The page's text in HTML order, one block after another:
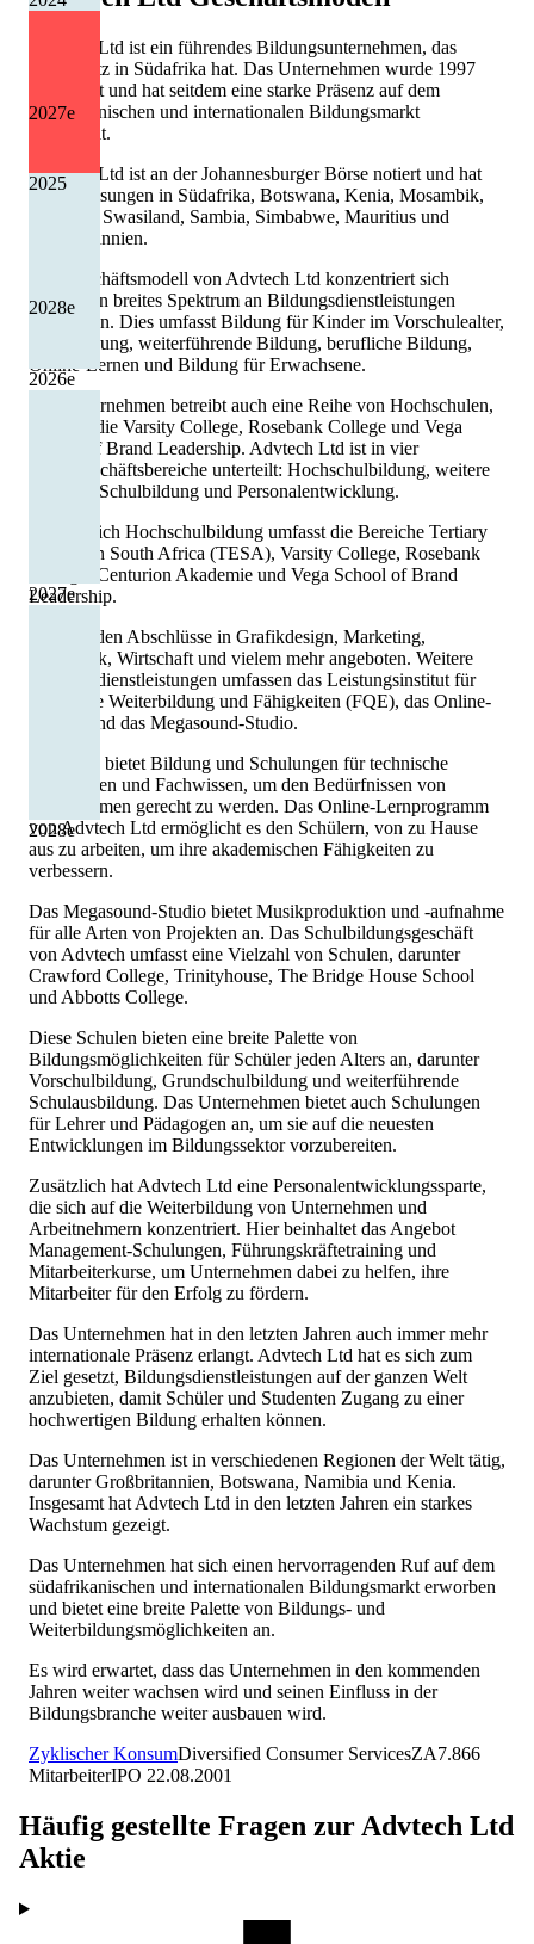
2027e
2028e
2025
2026e
2027e
2028e
Advtech Ltd ist ein führendes Bildungsunternehmen, das
seinen Sitz in Südafrika hat. Das Unternehmen wurde 1997
gegründet und hat seitdem eine starke Präsenz auf dem
südafrikanischen und internationalen Bildungsmarkt
entwickelt.
Advtech Ltd ist an der Johannesburger Börse notiert und hat
Niederlassungen in Südafrika, Botswana, Kenia, Mosambik,
Namibia, Swasiland, Sambia, Simbabwe, Mauritius und
Großbritannien.
Das Geschäftsmodell von Advtech Ltd konzentriert sich
darauf, ein breites Spektrum an Bildungsdienstleistungen
anzubieten. Dies umfasst Bildung für Kinder im Vorschulealter,
Schulbildung, weiterführende Bildung, berufliche Bildung,
Online-Lernen und Bildung für Erwachsene.
Das Unternehmen betreibt auch eine Reihe von Hochschulen,
darunter die Varsity College, Rosebank College und Vega
School of Brand Leadership. Advtech Ltd ist in vier
Hauptgeschäftsbereiche unterteilt: Hochschulbildung, weitere
Bildung, Schulbildung und Personalentwicklung.
Der Bereich Hochschulbildung umfasst die Bereiche Tertiary
Education South Africa (TESA), Varsity College, Rosebank
College, Centurion Akademie und Vega School of Brand
Leadership.
Hier werden Abschlüsse in Grafikdesign, Marketing,
Informatik, Wirtschaft und vielem mehr angeboten. Weitere
Bildungsdienstleistungen umfassen das Leistungsinstitut für
berufliche Weiterbildung und Fähigkeiten (FQE), das Online-
Lernen und das Megasound-Studio.
Das FQE bietet Bildung und Schulungen für technische
Fähigkeiten und Fachwissen, um den Bedürfnissen von
Unternehmen gerecht zu werden. Das Online-Lernprogramm
von Advtech Ltd ermöglicht es den Schülern, von zu Hause
aus zu arbeiten, um ihre akademischen Fähigkeiten zu
verbessern.
Das Megasound-Studio bietet Musikproduktion und -aufnahme
für alle Arten von Projekten an. Das Schulbildungsgeschäft
von Advtech umfasst eine Vielzahl von Schulen, darunter
Crawford College, Trinityhouse, The Bridge House School
und Abbotts College.
Diese Schulen bieten eine breite Palette von
Bildungsmöglichkeiten für Schüler jeden Alters an, darunter
Vorschulbildung, Grundschulbildung und weiterführende
Schulausbildung. Das Unternehmen bietet auch Schulungen
für Lehrer und Pädagogen an, um sie auf die neuesten
Entwicklungen im Bildungssektor vorzubereiten.
Zusätzlich hat Advtech Ltd eine Personalentwicklungssparte,
die sich auf die Weiterbildung von Unternehmen und
Arbeitnehmern konzentriert. Hier beinhaltet das Angebot
Management-Schulungen, Führungskräftetraining und
Mitarbeiterkurse, um Unternehmen dabei zu helfen, ihre
Mitarbeiter für den Erfolg zu fördern.
Das Unternehmen hat in den letzten Jahren auch immer mehr
internationale Präsenz erlangt. Advtech Ltd hat es sich zum
Ziel gesetzt, Bildungsdienstleistungen auf der ganzen Welt
anzubieten, damit Schüler und Studenten Zugang zu einer
hochwertigen Bildung erhalten können.
Das Unternehmen ist in verschiedenen Regionen der Welt tätig,
darunter Großbritannien, Botswana, Namibia und Kenia.
Insgesamt hat Advtech Ltd in den letzten Jahren ein starkes
Wachstum gezeigt.
Das Unternehmen hat sich einen hervorragenden Ruf auf dem
südafrikanischen und internationalen Bildungsmarkt erworben
und bietet eine breite Palette von Bildungs- und
Weiterbildungsmöglichkeiten an.
Es wird erwartet, dass das Unternehmen in den kommenden
Jahren weiter wachsen wird und seinen Einfluss in der
Bildungsbranche weiter ausbauen wird.
Zyklischer KonsumDiversified Consumer ServicesZA7.866
MitarbeiterIPO 22.08.2001
Häufig gestellte Fragen zur Advtech Ltd
Aktie